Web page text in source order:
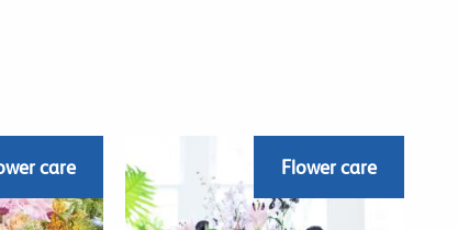
care Flower care